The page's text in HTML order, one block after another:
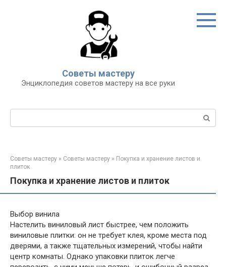
Советы мастеру
Энциклопедия советов мастеру на все руки
Поиск:
Советы мастеру » Советы мастеру » Покупка и хранение листов и
плиток
Покупка и хранение листов и плиток
Выбор винила
Настелить виниловый лист быстрее, чем положить
виниловые плитки: он не требует клея, кроме места под
дверями, а также тщательных измерений, чтобы найти
центр комнаты. Однако упаковки плиток легче